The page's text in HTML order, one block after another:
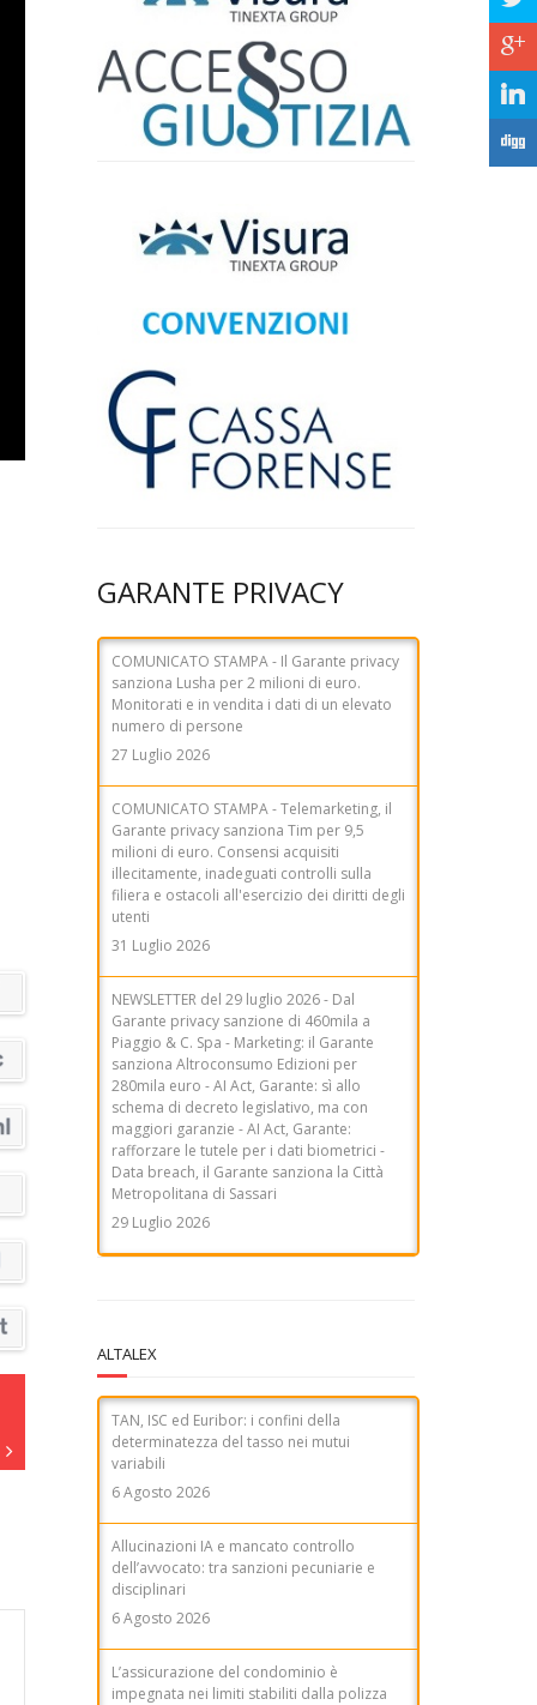
GARANTE PRIVACY
COMUNICATO STAMPA - Il Garante privacy
sanziona Lusha per 2 milioni di euro.
Monitorati e in vendita i dati di un elevato
numero di persone
27 Luglio 2026
COMUNICATO STAMPA - Telemarketing, il
Garante privacy sanziona Tim per 9,5
milioni di euro. Consensi acquisiti
illecitamente, inadeguati controlli sulla
filiera e ostacoli all'esercizio dei diritti degli
utenti
31 Luglio 2026
NEWSLETTER del 29 luglio 2026 - Dal
Garante privacy sanzione di 460mila a
Piaggio & C. Spa - Marketing: il Garante
sanziona Altroconsumo Edizioni per
280mila euro - AI Act, Garante: sì allo
schema di decreto legislativo, ma con
maggiori garanzie - AI Act, Garante:
rafforzare le tutele per i dati biometrici -
Data breach, il Garante sanziona la Città
Metropolitana di Sassari
29 Luglio 2026
ALTALEX
TAN, ISC ed Euribor: i confini della
determinatezza del tasso nei mutui
variabili
6 Agosto 2026
Allucinazioni IA e mancato controllo
dell’avvocato: tra sanzioni pecuniarie e
disciplinari
6 Agosto 2026
L’assicurazione del condominio è
impegnata nei limiti stabiliti dalla polizza
c
j
F